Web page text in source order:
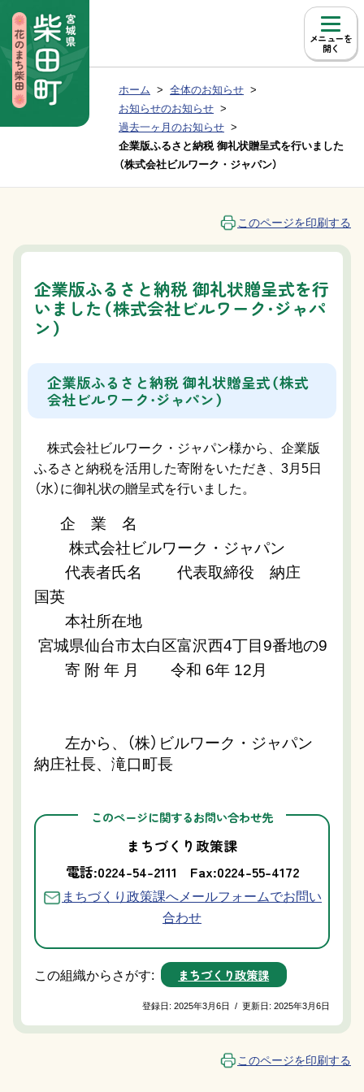
メニュー
Group NAV BreadCrumb
現在位置：
ホーム
全体のお知らせ
お知らせのお知らせ
過去一ヶ月のお知らせ
企業版ふるさと納税 御礼状贈呈式を行いました
（株式会社ビルワーク・ジャパン）
このページを印刷する
企業版ふるさと納税 御礼状贈呈式を行
いました（株式会社ビルワーク・ジャパ
ン）
企業版ふるさと納税 御礼状贈呈式（株式
会社ビルワーク・ジャパン）
株式会社ビルワーク・ジャパン様から、企業版
ふるさと納税を活用した寄附をいただき、3月5日
（水）に御礼状の贈呈式を行いました。
企 業 名
株式会社ビルワーク・ジャパン
代表者氏名 代表取締役 納庄
国英
本社所在地
宮城県仙台市太白区富沢西4丁目9番地の9
寄 附 年 月
令和 6年 12月
左から、（株）ビルワーク・ジャパン
納庄社長、滝口町長
このページに関するお問い合わせ先
まちづくり政策課
電話:0224-54-2111
Fax:0224-55-4172
まちづくり政策課へメールフォームでお問い
合わせ
この組織からさがす: まちづくり政策課
登録日:2025年3月6日 / 更新日:2025年3月6日
このページを印刷する